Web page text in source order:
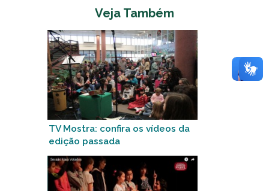
Veja Também
TV Mostra: confira os vídeos da
edição passada